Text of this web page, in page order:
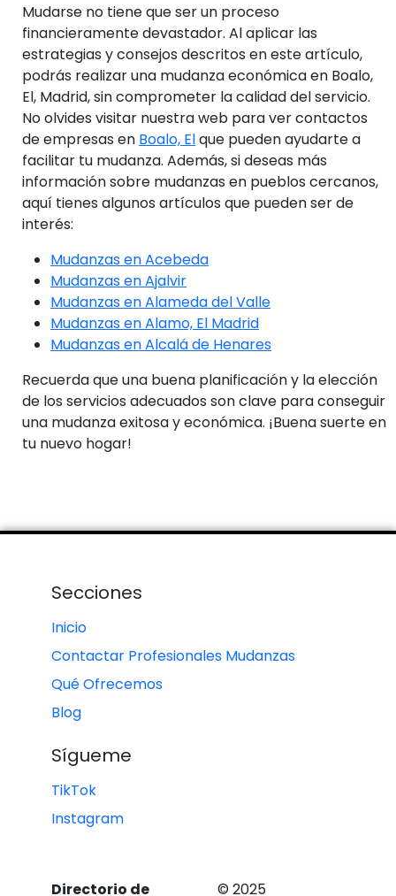
Mudarse no tiene que ser un proceso
financieramente devastador. Al aplicar las
estrategias y consejos descritos en este artículo,
podrás realizar una mudanza económica en Boalo,
El, Madrid, sin comprometer la calidad del servicio.
No olvides visitar nuestra web para ver contactos
de empresas en Boalo, Elque pueden ayudarte a
facilitar tu mudanza. Además, si deseas más
información sobre mudanzas en pueblos cercanos,
aquí tienes algunos artículos que pueden ser de
interés:
Mudanzas en Acebeda
Mudanzas en Ajalvir
Mudanzas en Alameda del Valle
Mudanzas en Alamo, El Madrid
Mudanzas en Alcalá de Henares
Recuerda que una buena planificación y la elección
de los servicios adecuados son clave para conseguir
una mudanza exitosa y económica. ¡Buena suerte en
tu nuevo hogar!
Secciones
Inicio
Contactar Profesionales Mudanzas
Qué Ofrecemos
Blog
Sígueme
TikTok
Instagram
Directorio de © 2025